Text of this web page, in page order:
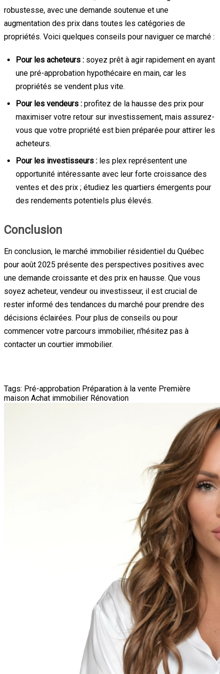
robustesse, avec une demande soutenue et une
augmentation des prix dans toutes les catégories de
propriétés. Voici quelques conseils pour naviguer ce marché :
Pour les acheteurs : soyez prêt à agir rapidement en ayant
une pré-approbation hypothécaire en main, car les
propriétés se vendent plus vite.
Pour les vendeurs : profitez de la hausse des prix pour
maximiser votre retour sur investissement, mais assurez-
vous que votre propriété est bien préparée pour attirer les
acheteurs.
Pour les investisseurs : les plex représentent une
opportunité intéressante avec leur forte croissance des
ventes et des prix ; étudiez les quartiers émergents pour
des rendements potentiels plus élevés.
Conclusion
En conclusion, le marché immobilier résidentiel du Québec
pour août 2025 présente des perspectives positives avec
une demande croissante et des prix en hausse. Que vous
soyez acheteur, vendeur ou investisseur, il est crucial de
rester informé des tendances du marché pour prendre des
décisions éclairées. Pour plus de conseils ou pour
commencer votre parcours immobilier, n'hésitez pas à
contacter un courtier immobilier.
Tags: Pré-approbation Préparation à la vente Première
maison Achat immobilier Rénovation